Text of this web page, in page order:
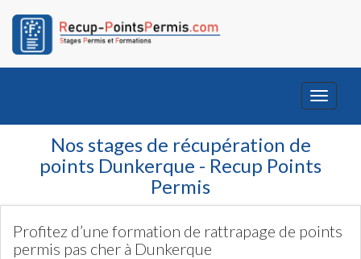
Toggle
Nos stages de récupération de
points Dunkerque - Recup Points
Permis
Profitez d’une formation de rattrapage de points
permis pas cher à Dunkerque